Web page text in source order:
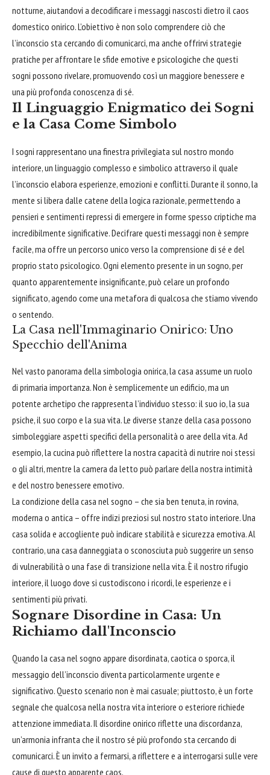
notturne, aiutandovi a decodificare i messaggi nascosti dietro il caos
domestico onirico. L’obiettivo è non solo comprendere ciò che
l’inconscio sta cercando di comunicarci, ma anche offrirvi strategie
pratiche per affrontare le sfide emotive e psicologiche che questi
sogni possono rivelare, promuovendo così un maggiore benessere e
una più profonda conoscenza di sé.
Il Linguaggio Enigmatico dei Sogni
e la Casa Come Simbolo
I sogni rappresentano una finestra privilegiata sul nostro mondo
interiore, un linguaggio complesso e simbolico attraverso il quale
l’inconscio elabora esperienze, emozioni e conflitti. Durante il sonno, la
mente si libera dalle catene della logica razionale, permettendo a
pensieri e sentimenti repressi di emergere in forme spesso criptiche ma
incredibilmente significative. Decifrare questi messaggi non è sempre
facile, ma offre un percorso unico verso la comprensione di sé e del
proprio stato psicologico. Ogni elemento presente in un sogno, per
quanto apparentemente insignificante, può celare un profondo
significato, agendo come una metafora di qualcosa che stiamo vivendo
o sentendo.
La Casa nell'Immaginario Onirico: Uno
Specchio dell'Anima
Nel vasto panorama della simbologia onirica, la casa assume un ruolo
di primaria importanza. Non è semplicemente un edificio, ma un
potente archetipo che rappresenta l’individuo stesso: il suo io, la sua
psiche, il suo corpo e la sua vita. Le diverse stanze della casa possono
simboleggiare aspetti specifici della personalità o aree della vita. Ad
esempio, la cucina può riflettere la nostra capacità di nutrire noi stessi
o gli altri, mentre la camera da letto può parlare della nostra intimità
e del nostro benessere emotivo.
La condizione della casa nel sogno – che sia ben tenuta, in rovina,
moderna o antica – offre indizi preziosi sul nostro stato interiore. Una
casa solida e accogliente può indicare stabilità e sicurezza emotiva. Al
contrario, una casa danneggiata o sconosciuta può suggerire un senso
di vulnerabilità o una fase di transizione nella vita. È il nostro rifugio
interiore, il luogo dove si custodiscono i ricordi, le esperienze e i
sentimenti più privati.
Sognare Disordine in Casa: Un
Richiamo dall'Inconscio
Quando la casa nel sogno appare disordinata, caotica o sporca, il
messaggio dell’inconscio diventa particolarmente urgente e
significativo. Questo scenario non è mai casuale; piuttosto, è un forte
segnale che qualcosa nella nostra vita interiore o esteriore richiede
attenzione immediata. Il disordine onirico riflette una discordanza,
un’armonia infranta che il nostro sé più profondo sta cercando di
comunicarci. È un invito a fermarsi, a riflettere e a interrogarsi sulle vere
cause di questo apparente caos.